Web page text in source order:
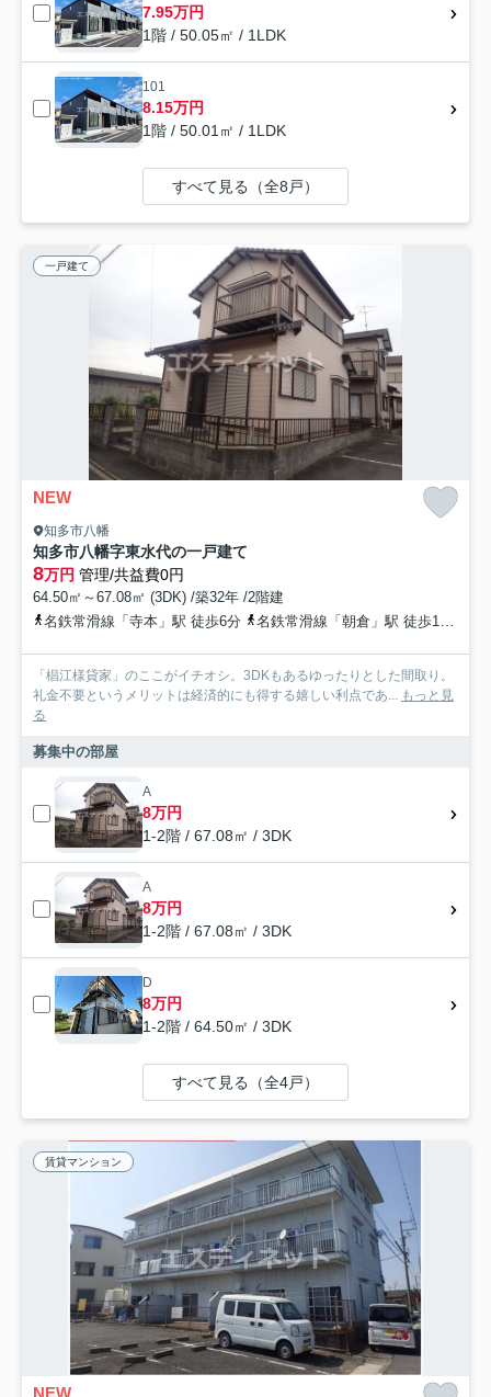
7.95万円
1階 / 50.05㎡ / 1LDK
101
8.15万円
1階 / 50.01㎡ / 1LDK
すべて見る（全8戸）
一戸建て
NEW
知多市八幡
知多市八幡字東水代の一戸建て
8万円 管理/共益費0円
64.50㎡～67.08㎡ (3DK) /築32年 /2階建
名鉄常滑線「寺本」駅 徒歩6分
名鉄常滑線「朝倉」駅 徒歩18分
「椙江様貸家」のここがイチオシ。3DKもあるゆったりとした間取り。
礼金不要というメリットは経済的にも得する嬉しい利点であ...
もっと見
る
募集中の部屋
A
8万円
1-2階 / 67.08㎡ / 3DK
A
8万円
1-2階 / 67.08㎡ / 3DK
D
8万円
1-2階 / 64.50㎡ / 3DK
すべて見る（全4戸）
賃貸マンション
NEW